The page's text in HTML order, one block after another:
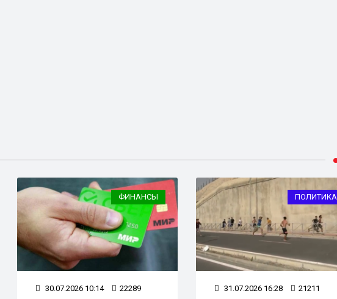
ФИНАНСЫ
30.07.2026 10:14 22289
ПОЛИТИКА
31.07.2026 16:28 21211